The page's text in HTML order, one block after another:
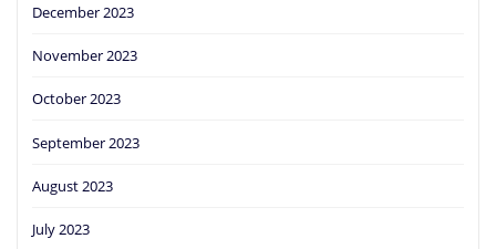
December 2023
November 2023
October 2023
September 2023
August 2023
July 2023